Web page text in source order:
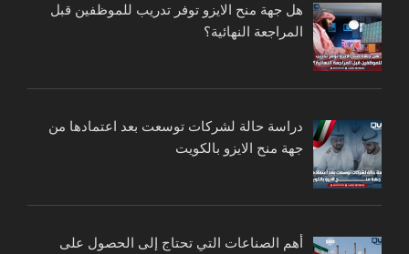
هل جهة منح الايزو توفر تدريب للموظفين قبل
المراجعة النهائية؟
دراسة حالة لشركات توسعت بعد اعتمادها من
جهة منح الايزو بالكويت
أهم الصناعات التي تحتاج إلى الحصول على